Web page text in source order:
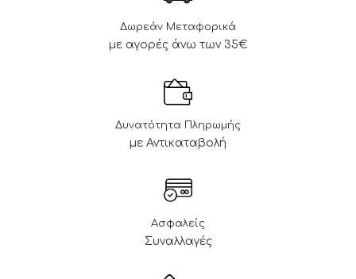
Δωρεάν Μεταφορικά
με αγορές άνω των 35€
Δυνατότητα Πληρωμής
με Αντικαταβολή
Ασφαλείς
Συναλλαγές